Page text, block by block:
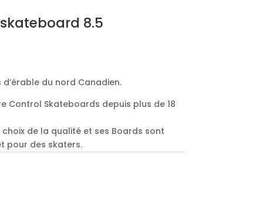
8.5
du nord Canadien.
Control Skateboards depuis plus de 18
de la qualité et ses Boards sont
pour des skaters.